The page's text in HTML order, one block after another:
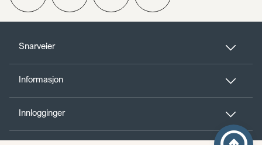
Snarveier
Informasjon
Innlogginger
Bli kunde
person_add
Til toppen